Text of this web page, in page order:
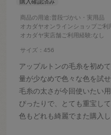
商品の用途:普段づかい・実用品
オカダヤオンラインショップご利
オカダヤ実店舗ご利用経験:なし
サイズ：456
アップルトンの毛糸を初めて
量が少なめで色々な色を試せ
毛糸の太さが今回使いたい
ぴったりで、とても重宝して
色もどれも綺麗でまた購入